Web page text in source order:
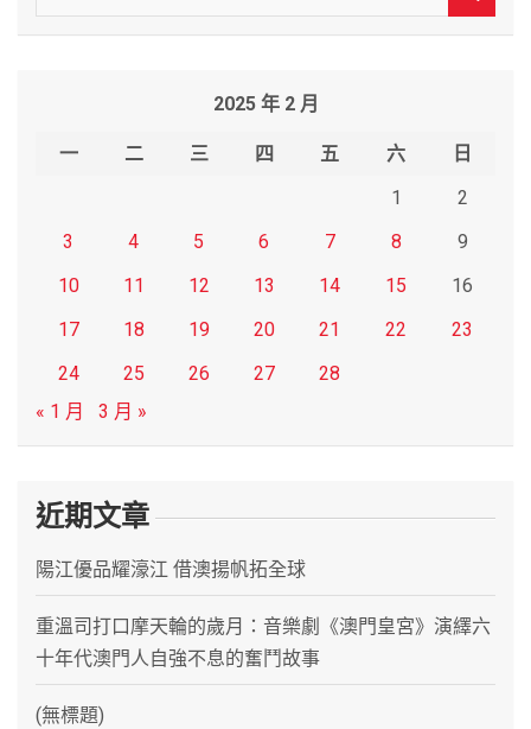
e
2025 年 2 月
一 二 三 四 五 六
日
1
2
3
4 5 6 7 8
9
10
11 12 13 14 15
16
17
18 19 20 21 22
23
24
25 26 27
28
« 1 月
3 月 »
近期文章
陽江優品耀濠江 借澳揚帆拓全球
重溫司打口摩天輪的歲月：音樂劇《澳門皇宮》演繹六
十年代澳門人自強不息的奮鬥故事
(無標題)